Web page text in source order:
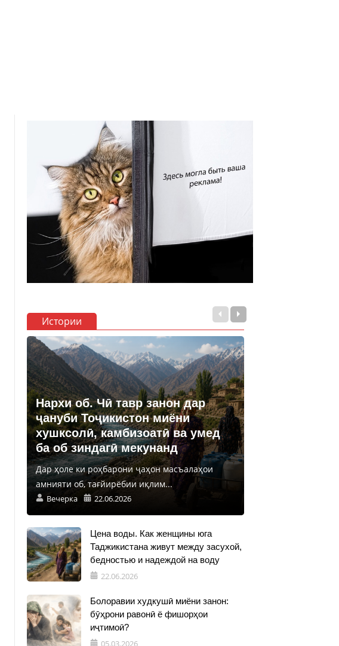
Истории
Нархи об. Чӣ тавр занон дар
ҷануби Тоҷикистон миёни
хушксолӣ, камбизоатӣ ва умед
ба об зиндагӣ мекунанд
Дар ҳоле ки роҳбарони ҷаҳон масъалаҳои
амнияти об, тағйирёбии иқлим...
Вечерка 22.06.2026
Цена воды. Как женщины юга
Таджикистана живут между засухой,
бедностью и надеждой на воду
22.06.2026
Болоравии худкушӣ миёни занон:
бӯҳрони равонӣ ё фишорҳои
иҷтимоӣ?
05.03.2026